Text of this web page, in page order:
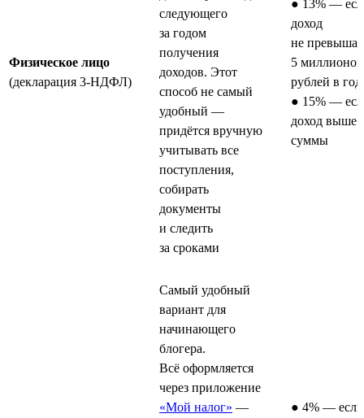
Физическое лицо
(декларация 3-НДФЛ)
следующего
за годом
получения
доходов. Этот
способ не самый
удобный —
придётся вручную
учитывать все
поступления,
собирать
документы
и следить
за сроками
● 13% —
доход
не
5 миллионов
рублей в год
● 15% —
доход выше
суммы
Самый удобный
вариант для
начинающего
блогера.
Всё оформляется
через приложение
«Мой налог» —
● 4% — если